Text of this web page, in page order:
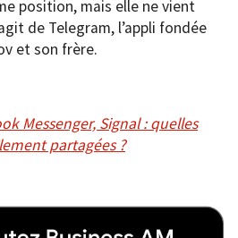
position, mais elle ne vient
de Telegram, l’appli fondée
et son frère.
Messenger, Signal : quelles
partagées ?